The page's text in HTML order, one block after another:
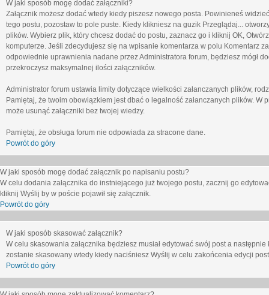
W jaki sposób mogę dodać załączniki?
Załącznik możesz dodać wtedy kiedy piszesz nowego posta. Powinieneś
tego postu, pozostaw to pole puste. Kiedy klikniesz na guzik Przeglądaj...
plików. Wybierz plik, który chcesz dodać do postu, zaznacz go i kliknij OK,
komputerze. Jeśli zdecydujesz się na wpisanie komentarza w polu Komentarz
odpowiednie uprawnienia nadane przez Administratora forum, będziesz mógł
przekroczysz maksymalnej ilości załączników.
Administrator forum ustawia limity dotyczące wielkości załanczanych plików,
Pamiętaj, że twoim obowiązkiem jest dbać o legalność załanczanych plików.
może usunąć załączniki bez twojej wiedzy.
Pamiętaj, że obsługa forum nie odpowiada za stracone dane.
Powrót do góry
W jaki sposób mogę dodać załącznik po napisaniu postu?
W celu dodania załącznika do instniejącego już twojego postu, zacznij go
kliknij Wyślij by w poście pojawił się załącznik.
Powrót do góry
W jaki sposób skasować załącznik?
W celu skasowania załącznika będziesz musiał edytować swój post a
zostanie skasowany wtedy kiedy naciśniesz Wyślij w celu zakońcenia edycji
Powrót do góry